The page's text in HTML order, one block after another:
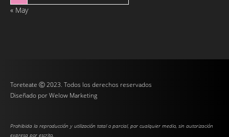
« May
Toreteate Ⓒ 2023. Todos los derechos reservados
Diseñado porWelow Marketing
Prohibida la reproducción y utilización total o parcial, por cualquier medio, sin autorización
expresa por escrito.